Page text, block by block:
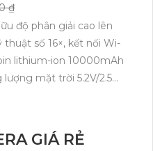
₫
độ phân giải cao lên
số 16×, kết nối Wi-
lithium-ion 10000mAh
mặt trời 5.2V/2.5W.
GIÁ RẺ